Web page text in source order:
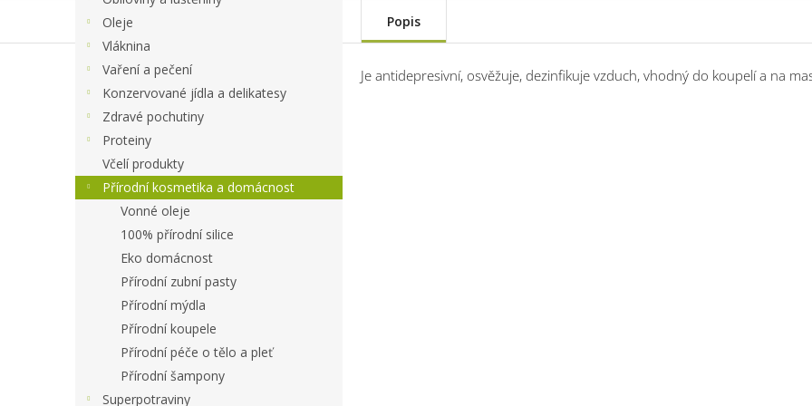
Oleje
Vláknina
Vaření a pečení
Konzervované jídla a delikatesy
Zdravé pochutiny
Proteiny
Včelí produkty
Přírodní kosmetika a domácnost
Vonné oleje
100% přírodní silice
Eko domácnost
Přírodní zubní pasty
Přírodní mýdla
Přírodní koupele
Přírodní péče o tělo a pleť
Přírodní šampony
Superpotraviny
Popis
Je antidepresivní, osvěžuje, dezinfikuje vzduch, vhodný do koupelí a na